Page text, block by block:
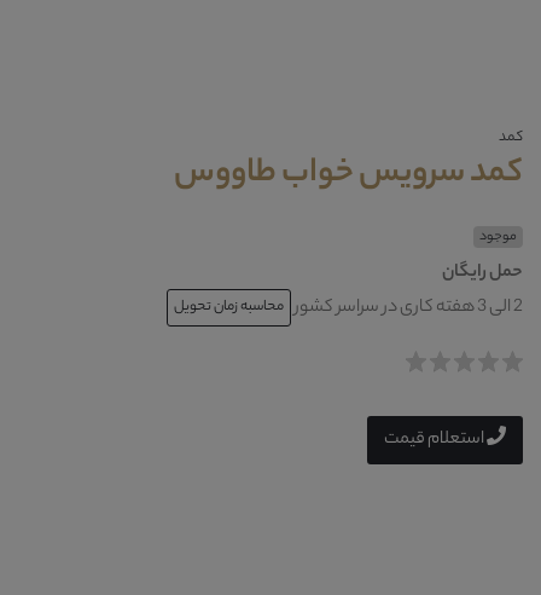
کمد
کمد سرویس خواب طاووس
موجود
حمل رایگان
2 الی 3 هفته کاری در سراسر کشور
محاسبه زمان تحویل
استعلام قیمت